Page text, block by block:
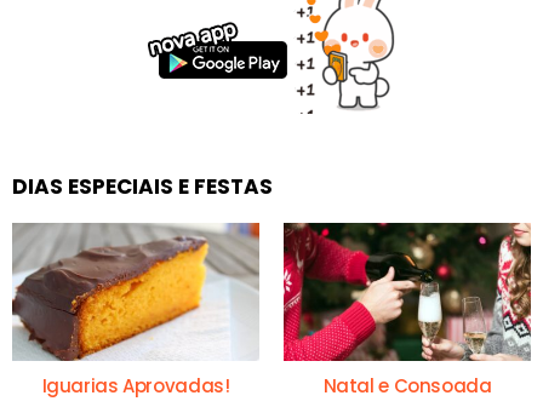
DIAS ESPECIAIS E FESTAS
Iguarias Aprovadas! Natal e Consoada